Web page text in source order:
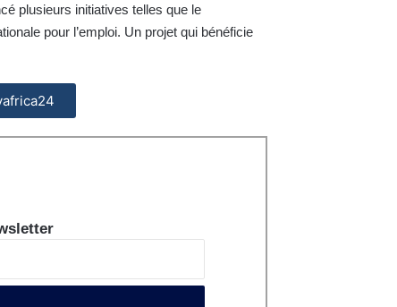
plusieurs initiatives telles que le
pour l’emploi. Un projet qui bénéficie